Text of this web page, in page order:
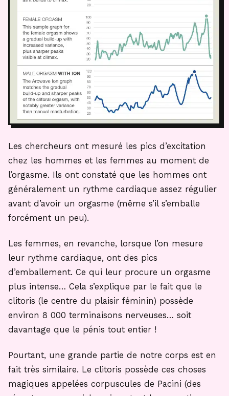
Les chercheurs ont mesuré les pics d’excitation
chez les hommes et les femmes au moment de
l’orgasme. Ils ont constaté que les hommes ont
généralement un rythme cardiaque assez régulier
avant d’avoir un orgasme (même s’il s’emballe
forcément un peu).
Les femmes, en revanche, lorsque l’on mesure
leur rythme cardiaque, ont des pics
d’emballement. Ce qui leur procure un orgasme
plus intense… Cela s’explique par le fait que le
clitoris (le centre du plaisir féminin) possède
environ 8 000 terminaisons nerveuses… soit
davantage que le pénis tout entier !
Pourtant, une grande partie de notre corps est en
fait très similaire. Le clitoris possède ces choses
magiques appelées corpuscules de Pacini (des